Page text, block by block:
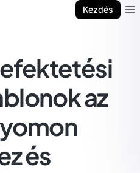
Kezdés
az
és